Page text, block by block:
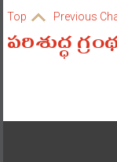
Top Previous
పరిశుద్ధ